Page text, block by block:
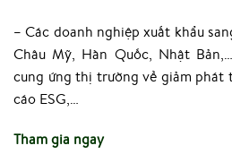
– Các doanh nghiệp xuất khẩu
Châu Mỹ, Hàn Quốc, Nhật
cung ứng thị trường về giảm phát
cáo ESG,…
Tham gia ngay